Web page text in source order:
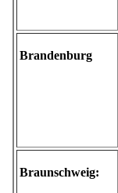
Brandenburg
Braunschweig: